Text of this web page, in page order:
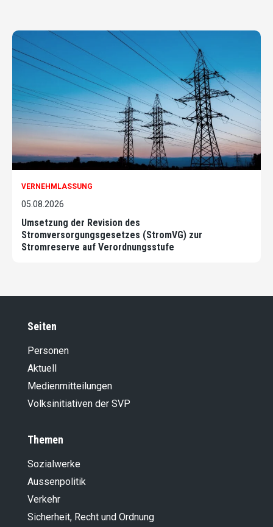
VERNEHMLASSUNG
05.08.2026
Umsetzung der Revision des
Stromversorgungsgesetzes (StromVG) zur
Stromreserve auf Verordnungsstufe
Seiten
Personen
Aktuell
Medienmitteilungen
Volksinitiativen der SVP
Themen
Sozialwerke
Aussenpolitik
Verkehr
Sicherheit, Recht und Ordnung